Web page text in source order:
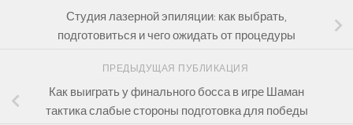
Студия лазерной эпиляции: как выбрать,
подготовиться и чего ожидать от процедуры
ПРЕДЫДУЩАЯ ПУБЛИКАЦИЯ
Как выиграть у финального босса в игре Шаман
тактика слабые стороны подготовка для победы